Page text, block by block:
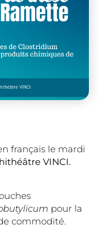
français le mardi
VINCI.
pour la
commodité.